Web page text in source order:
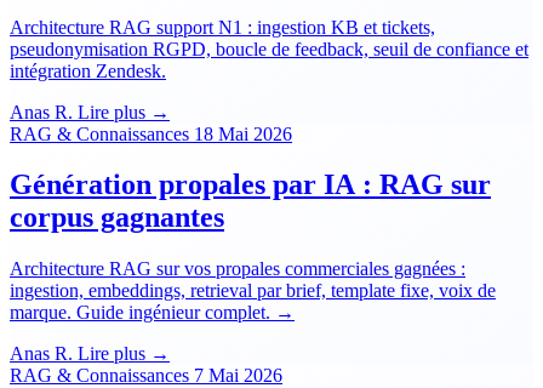
Architecture RAG support N1 : ingestion KB et tickets,
pseudonymisation RGPD, boucle de feedback, seuil de confiance et
intégration Zendesk.
Anas R. Lire plus →
RAG & Connaissances 18 Mai 2026
Génération propales par IA : RAG sur
corpus gagnantes
Architecture RAG sur vos propales commerciales gagnées :
ingestion, embeddings, retrieval par brief, template fixe, voix de
marque. Guide ingénieur complet. →
Anas R. Lire plus →
RAG & Connaissances 7 Mai 2026